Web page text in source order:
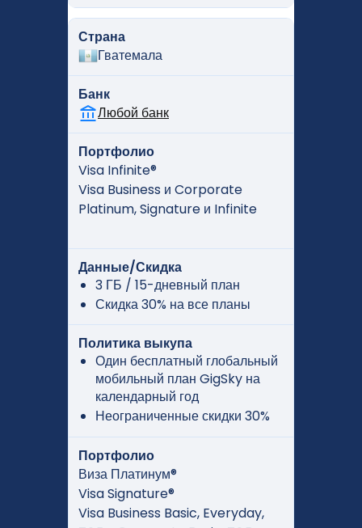
Страна
Гватемала
Банк
Любой банк
Портфолио
Visa Infinite®
Visa Business и Corporate
Platinum, Signature и Infinite
Данные/Скидка
3 ГБ / 15-дневный план
Скидка 30% на все планы
Политика выкупа
Один бесплатный глобальный
мобильный план GigSky на
календарный год
Неограниченные скидки 30%
Портфолио
Виза Платинум®
Visa Signature®
Visa Business Basic, Everyday,